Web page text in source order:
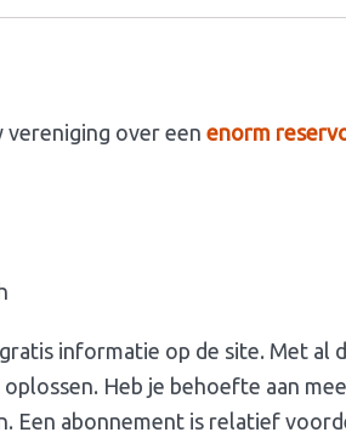
vereniging over een enorm
informatie op de site. Met al
Heb je behoefte aan
Een abonnement is relatief